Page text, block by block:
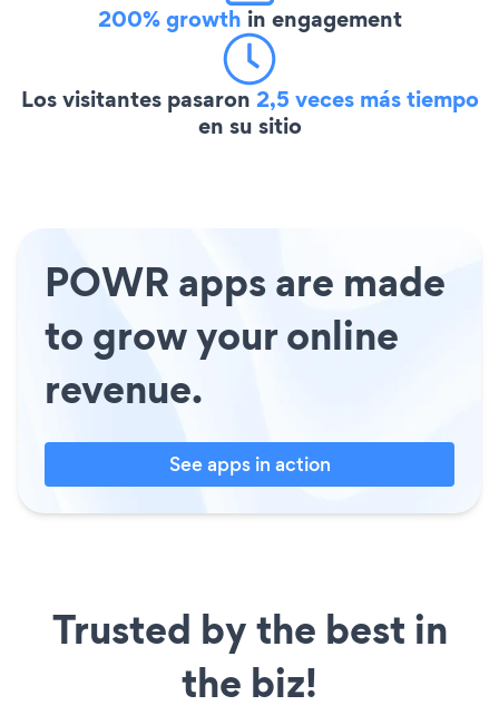
200% growth in engagement
Los visitantes pasaron 2,5 veces más tiempo
en su sitio
POWR apps are made
to grow your online
revenue.
See apps in action
Trusted by the best in
the biz!